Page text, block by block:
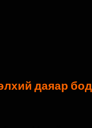
даяар